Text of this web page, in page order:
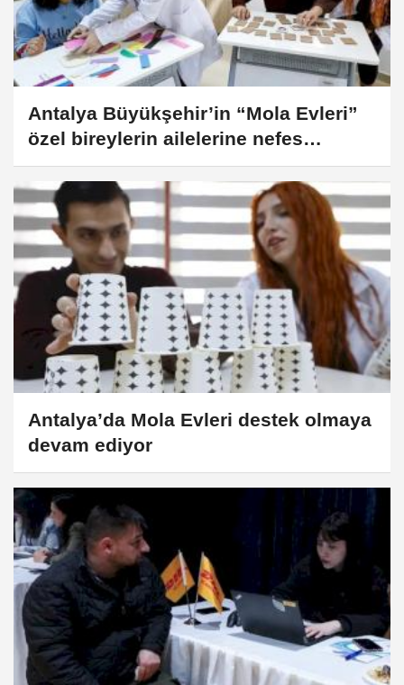
Antalya Büyükşehir’in “Mola Evleri”
özel bireylerin ailelerine nefes
aldırıyor
Antalya’da Mola Evleri destek olmaya
devam ediyor